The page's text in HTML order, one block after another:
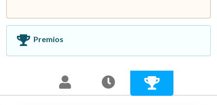
Premios